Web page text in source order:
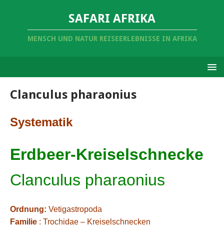
SAFARI AFRIKA
MENSCH UND NATUR REISEERLEBNISSE IN AFRIKA
Clanculus pharaonius
Systematik
Erdbeer-Kreiselschnecke
Clanculus pharaonius
Ordnung: Vetigastropoda
Familie : Trochidae – Kreiselschnecken